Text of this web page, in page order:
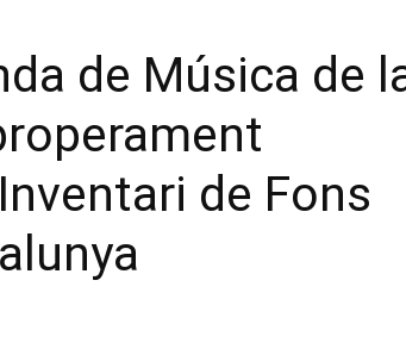
de Música de
de Fons